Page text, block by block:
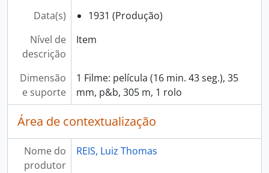
Data(s)
1931 (Produção)
Nível de
descrição
Item
Dimensão
e suporte
1 Filme: película (16 min. 43 seg.), 35
mm, p&b, 305 m, 1 rolo
Área de contextualização
Nome do
produtor
REIS, Luiz Thomas